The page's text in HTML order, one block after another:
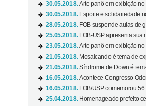
30.05.2018.Arte panô em exibição no
30.05.2018. Esporte e solidariedade
28.05.2018. FOB suspende aulas de
25.05.2018. FOB-USP apresenta sua
23.05.2018.Arte panô em exibição no
21.05.2018. Mosaicando é tema de
21.05.2018.Síndrome de Down é
16.05.2018.Acontece Congresso
16.05.2018. FOB/USP comemorou
25.04.2018. Homenageado prefeito